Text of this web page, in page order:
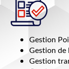
Gestion
Gestion de
Gestion